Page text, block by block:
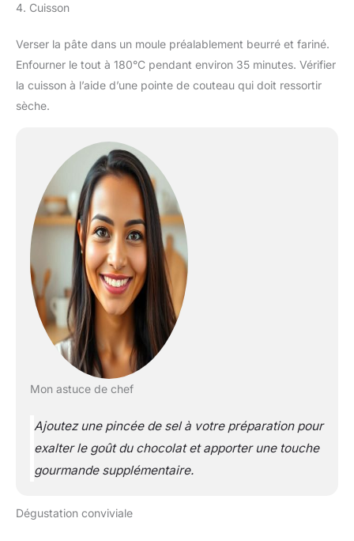
4. Cuisson
Verser la pâte dans un moule préalablement beurré et fariné.
Enfourner le tout à 180°C pendant environ 35 minutes. Vérifier
la cuisson à l’aide d’une pointe de couteau qui doit ressortir
sèche.
Mon astuce de chef
Ajoutez une pincée de sel à votre préparation pour
exalter le goût du chocolat et apporter une touche
gourmande supplémentaire.
Dégustation conviviale